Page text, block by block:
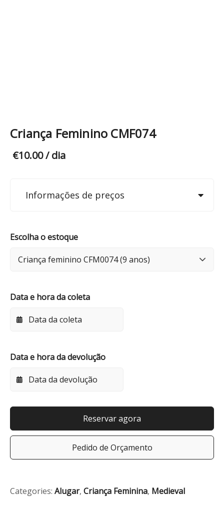
Criança Feminino CMF074
€10.00/ dia
Informações de preços
Escolha o estoque
Data e hora da coleta
Data e hora da devolução
Reservar agora
Pedido de Orçamento
Categories: Alugar, Criança Feminina, Medieval